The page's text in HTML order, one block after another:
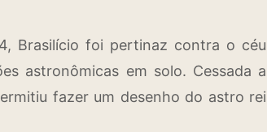
Brasilício foi pertinaz contra o céu
astronômicas em solo. Cessada a
fazer um desenho do astro rei